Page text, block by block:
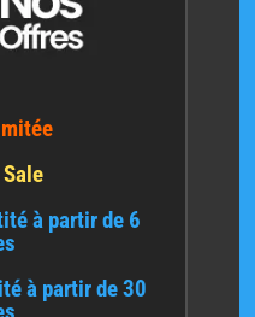
à partir de 6
à partir de 30